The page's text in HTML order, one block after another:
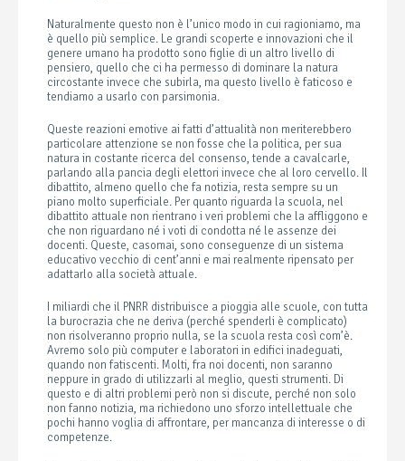
Naturalmente questo non è l’unico modo in cui ragioniamo, ma
è quello più semplice. Le grandi scoperte e innovazioni che il
genere umano ha prodotto sono figlie di un altro livello di
pensiero, quello che ci ha permesso di dominare la natura
circostante invece che subirla, ma questo livello è faticoso e
tendiamo a usarlo con parsimonia.
Queste reazioni emotive ai fatti d’attualità non meriterebbero
particolare attenzione se non fosse che la politica, per sua
natura in costante ricerca del consenso, tende a cavalcarle,
parlando alla pancia degli elettori invece che al loro cervello. Il
dibattito, almeno quello che fa notizia, resta sempre su un
piano molto superficiale. Per quanto riguarda la scuola, nel
dibattito attuale non rientrano i veri problemi che la affliggono e
che non riguardano né i voti di condotta né le assenze dei
docenti. Queste, casomai, sono conseguenze di un sistema
educativo vecchio di cent’anni e mai realmente ripensato per
adattarlo alla società attuale.
I miliardi che il PNRR distribuisce a pioggia alle scuole, con tutta
la burocrazia che ne deriva (perché spenderli è complicato)
non risolveranno proprio nulla, se la scuola resta così com’è.
Avremo solo più computer e laboratori in edifici inadeguati,
quando non fatiscenti. Molti, fra noi docenti, non saranno
neppure in grado di utilizzarli al meglio, questi strumenti. Di
questo e di altri problemi però non si discute, perché non solo
non fanno notizia, ma richiedono uno sforzo intellettuale che
pochi hanno voglia di affrontare, per mancanza di interesse o di
competenze.